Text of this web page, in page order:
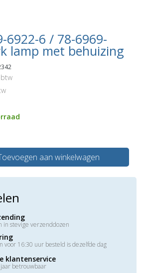
6922-6 / 78-6969-
lamp met behuizing
aan winkelwagen
in stevige verzenddozen
voor 16:30 uur besteld is dezelfde dag
klantenservice
betrouwbaar